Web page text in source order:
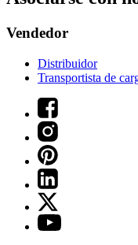
Vendedor
Distribuidor
Transportista de